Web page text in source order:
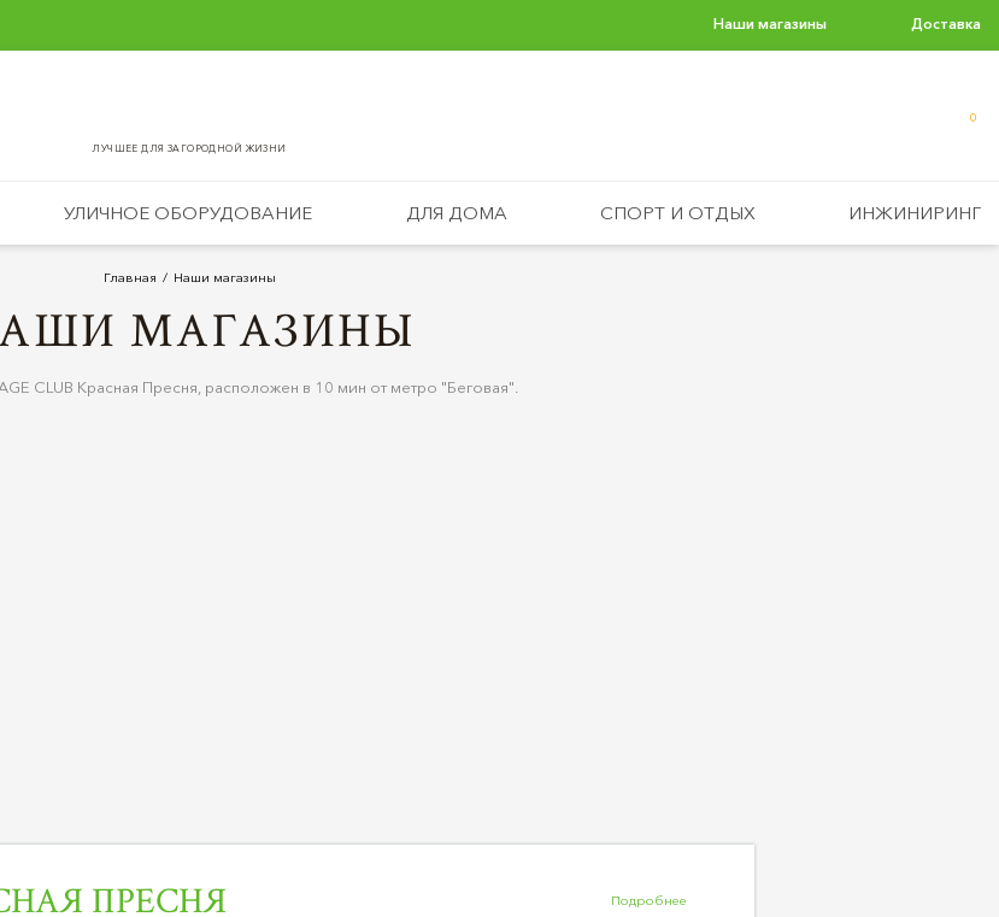
Наши магазины Доставка
ЛУЧШЕЕ ДЛЯ ЗАГОРОДНОЙ ЖИЗНИ
0
УЛИЧНОЕ ОБОРУДОВАНИЕ ДЛЯ ДОМА СПОРТ И ОТДЫХ ИНЖИНИРИНГ
Главная Наши магазины
МАГАЗИНЫ
CLUB Красная Пресня, расположен в 10 мин от метро "Беговая".
ПРЕСНЯ Подробнее